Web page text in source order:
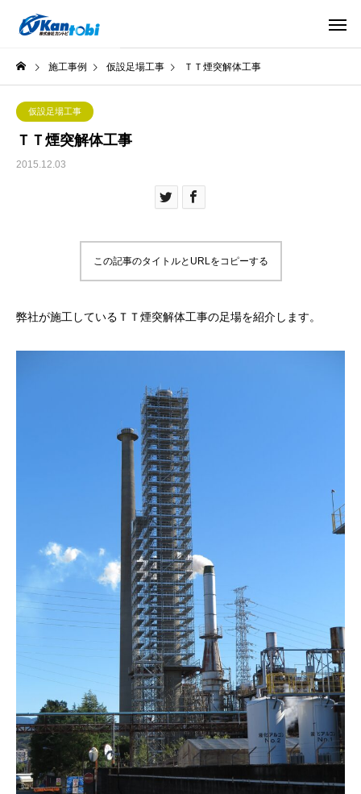
施工事例 仮設足場工事 ＴＴ煙突解体工事
仮設足場工事
ＴＴ煙突解体工事
2015.12.03
この記事のタイトルとURLをコピーする
弊社が施工しているＴＴ煙突解体工事の足場を紹介します。